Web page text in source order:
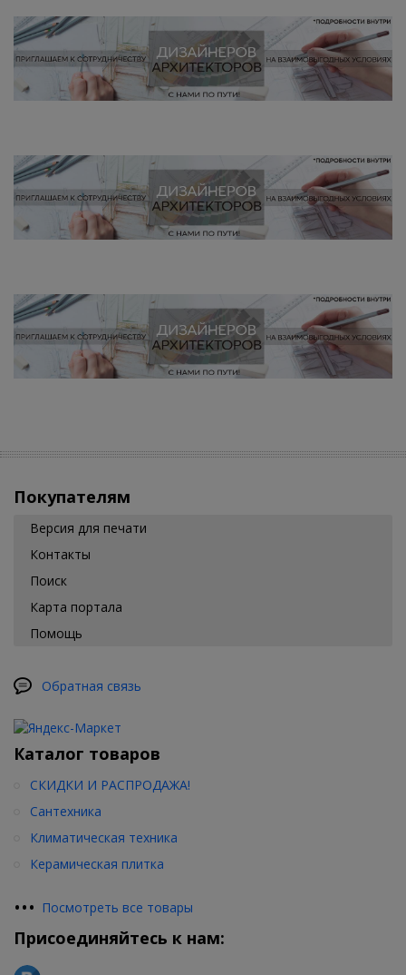
Покупателям
Версия для печати
Контакты
Поиск
Карта портала
Помощь
Обратная связь
Каталог товаров
СКИДКИ И РАСПРОДАЖА!
Сантехника
Климатическая техника
Керамическая плитка
••• Посмотреть все товары
Присоединяйтесь к нам: